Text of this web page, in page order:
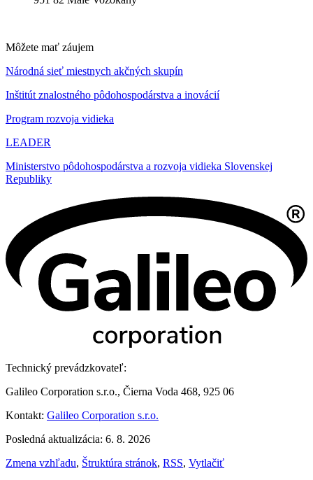
Môžete mať záujem
Národná sieť miestnych akčných skupín
Inštitút znalostného pôdohospodárstva a inovácií
Program rozvoja vidieka
LEADER
Ministerstvo pôdohospodárstva a rozvoja vidieka Slovenskej
Republiky
Technický prevádzkovateľ:
Galileo Corporation s.r.o., Čierna Voda 468, 925 06
Kontakt: Galileo Corporation s.r.o.
Posledná aktualizácia: 6. 8. 2026
Zmena vzhľadu, Štruktúra stránok, RSS, Vytlačiť